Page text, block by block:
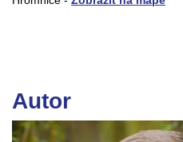
Autor